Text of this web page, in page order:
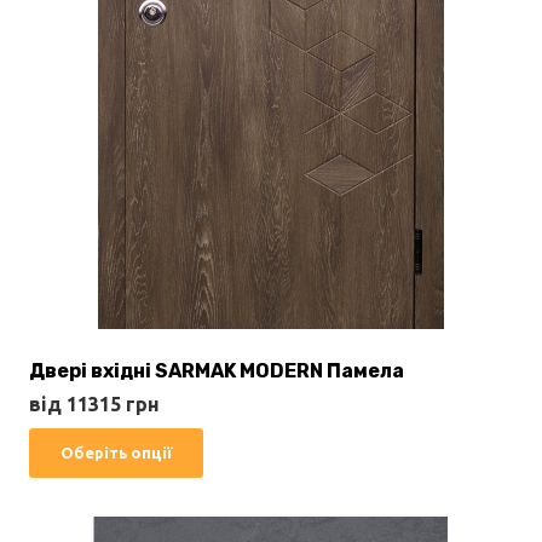
Двері вхідні SARMAK MODERN Памела
від 11315 грн
Оберіть опції
товар